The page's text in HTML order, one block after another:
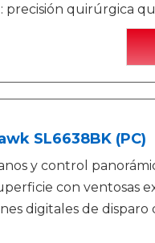
precisión quirúrgica
SL6638BK (PC)
y control
con ventosas
digitales de disparo